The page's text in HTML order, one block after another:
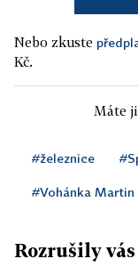
Nebo zkuste
Kč.
Máte
#železnice
#Vohánka Martin
Rozrušily